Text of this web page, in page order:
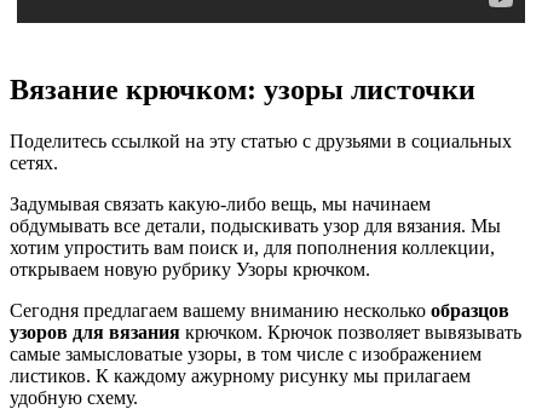
Вязание крючком: узоры листочки
Поделитесь ссылкой на эту статью с друзьями в социальных
сетях.
Задумывая связать какую-либо вещь, мы начинаем
обдумывать все детали, подыскивать узор для вязания. Мы
хотим упростить вам поиск и, для пополнения коллекции,
открываем новую рубрику Узоры крючком.
Сегодня предлагаем вашему вниманию несколько образцов
узоров для вязания крючком. Крючок позволяет вывязывать
самые замысловатые узоры, в том числе с изображением
листиков. К каждому ажурному рисунку мы прилагаем
удобную схему.